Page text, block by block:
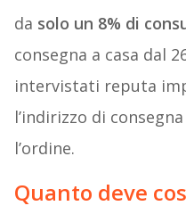
da solo un 8% di
consegna a casa dal
intervistati reputa
l’indirizzo di
l’ordine.
Quanto deve